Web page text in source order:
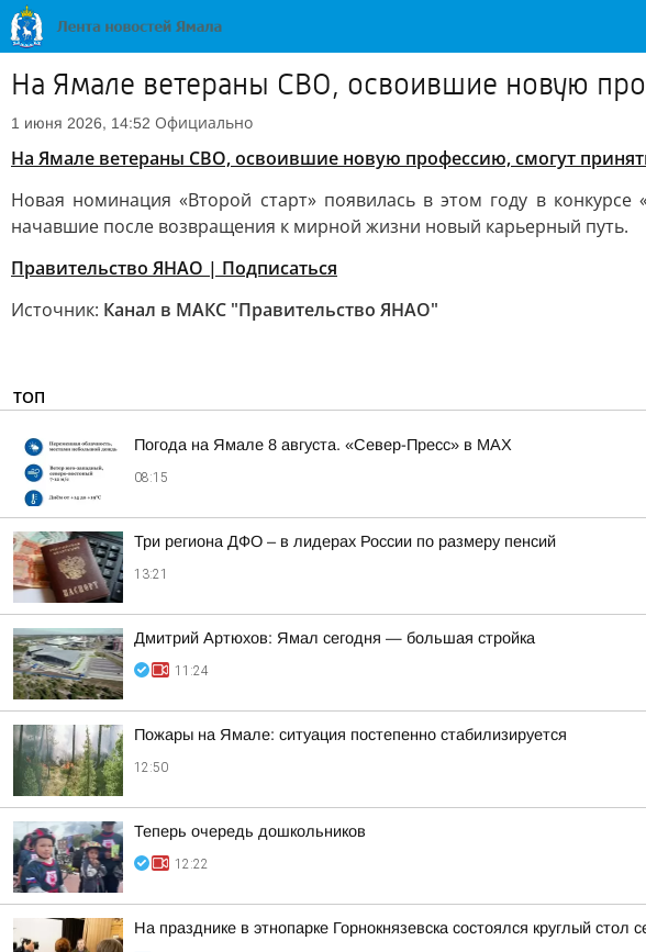
На Ямале ветераны СВО, освоившие новую
1 июня 2026, 14:52 Официально
На Ямале ветераны СВО, освоившие новую профессию, смогут
Новая номинация «Второй старт» появилась в этом году в
начавшие после возвращения к мирной жизни новый карьерный путь.
Правительство ЯНАО | Подписаться
Источник: Канал в МАКС "Правительство ЯНАО"
ТОП
Погода на Ямале 8 августа. «Север-Пресс» в MAX
08:15
Три региона ДФО – в лидерах России по размеру пенсий
13:21
Дмитрий Артюхов: Ямал сегодня — большая стройка
11:24
Пожары на Ямале: ситуация постепенно стабилизируется
12:50
Теперь очередь дошкольников
12:22
На празднике в этнопарке Горнокнязевска состоялся круглый стол